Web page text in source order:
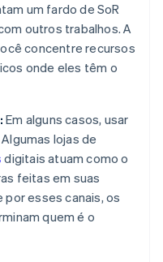
um fardo de SoR
outros trabalhos. A
concentre recursos
onde eles têm o
Em alguns casos, usar
lojas de
digitais atuam como o
feitas em suas
esses canais, os
quem é o